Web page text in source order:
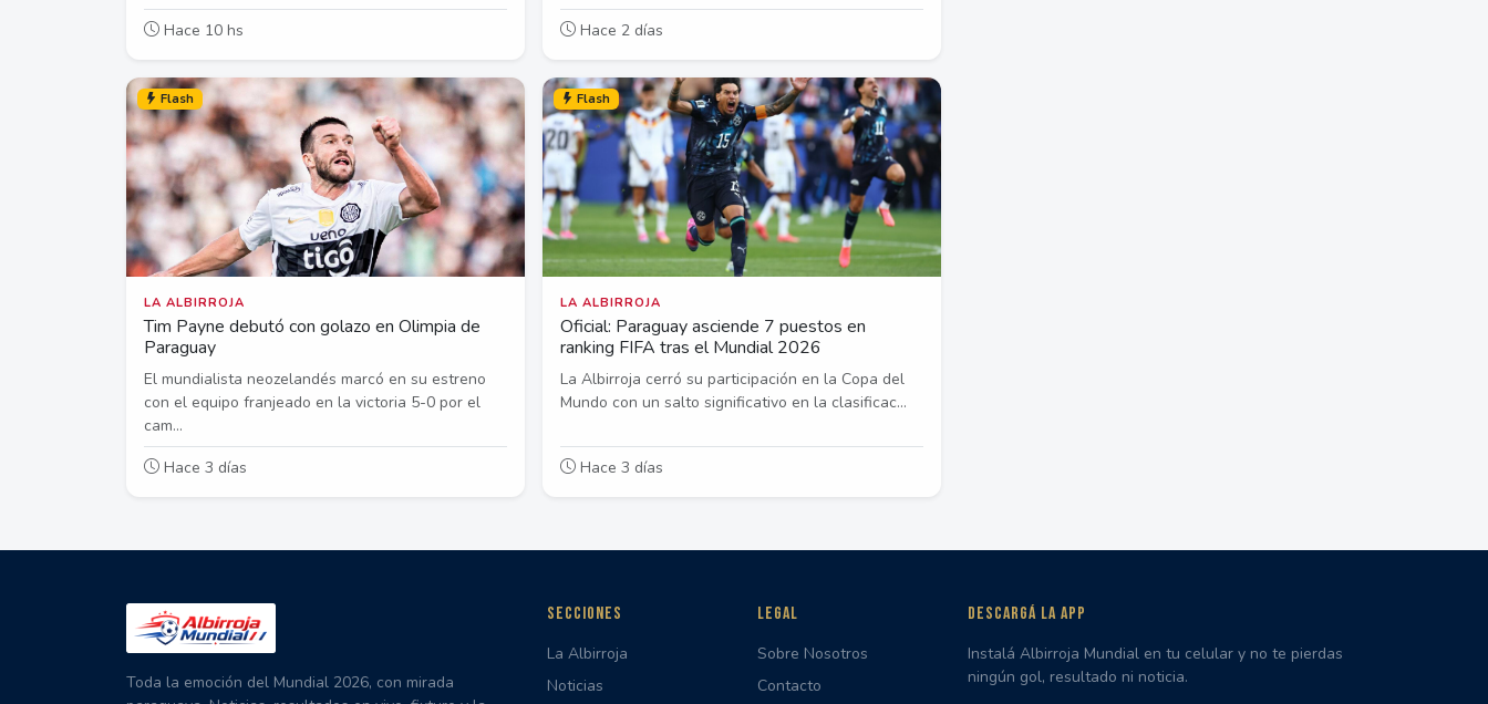
Hace 10 hs
Hace 2 días
Flash
LA ALBIRROJA
Tim Payne debutó con golazo en Olimpia de
Paraguay
El mundialista neozelandés marcó en su estreno
con el equipo franjeado en la victoria 5-0 por el
cam...
Hace 3 días
Flash
LA ALBIRROJA
Oficial: Paraguay asciende 7 puestos en
ranking FIFA tras el Mundial 2026
La Albirroja cerró su participación en la Copa del
Mundo con un salto significativo en la clasificac...
Hace 3 días
Toda la emoción del Mundial 2026, con mirada
SECCIONES
La Albirroja
Noticias
LEGAL
Sobre Nosotros
Contacto
DESCARGÁ LA APP
Instalá Albirroja Mundial en tu celular y no te pierdas
ningún gol, resultado ni noticia.